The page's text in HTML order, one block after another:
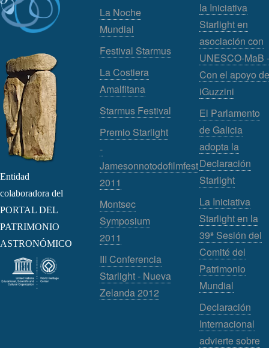
Entidad
colaboradora del
PORTAL DEL
PATRIMONIO
ASTRONÓMICO
La Noche
Mundial
Festival Starmus
La Costiera
Amalfitana
Starmus Festival
Premio Starlight
-
Jamesonnotodofilmfest
2011
Montsec
Symposium
2011
III Conferencia
Starlight - Nueva
Zelanda 2012
la Iniciativa
Starlight en
asociación con
UNESCO-MaB -
Con el apoyo de
iGuzzini
El Parlamento
de Galicia
adopta la
Declaración
Starlight
La Iniciativa
Starlight en la
39ª Sesión del
Comité del
Patrimonio
Mundial
Declaración
Internacional
advierte sobre